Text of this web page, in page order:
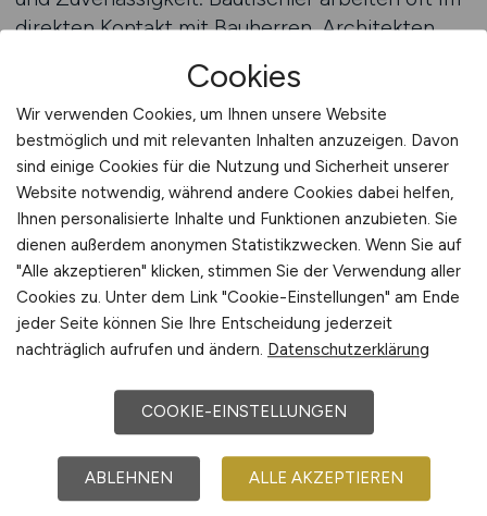
direkten Kontakt mit Bauherren, Architekten
Kommunikation ist daher genauso wichtig wie
präzises Arbeiten.
Karrierechancen und
Weiterbildungen im
Bautischlerhandwerk
Die Perspektiven für Bautischler sind langfristig
ausgezeichnet. Typische Karrierewege sind:
• Weiterbildung zum Tischlermeister mit
Führungsaufgaben und Ausbildungsbefugnis
• Aufstieg zum staatlich geprüften
Holztechniker
• Tätigkeit als Bau- oder Projektleiter in
Cookies
Wir verwenden Cookies, um Ihnen unsere Website
bestmöglich und mit relevanten Inhalten anzuzeigen. Davon
sind einige Cookies für die Nutzung und Sicherheit unserer
Website notwendig, während andere Cookies dabei helfen,
Ihnen personalisierte Inhalte und Funktionen anzubieten. Sie
dienen außerdem anonymen Statistikzwecken. Wenn Sie auf
"Alle akzeptieren" klicken, stimmen Sie der Verwendung aller
Cookies zu. Unter dem Link "Cookie-Einstellungen" am Ende
jeder Seite können Sie Ihre Entscheidung jederzeit
nachträglich aufrufen und ändern. Datenschutzerklärung
COOKIE-EINSTELLUNGEN
ABLEHNEN ALLE AKZEPTIEREN